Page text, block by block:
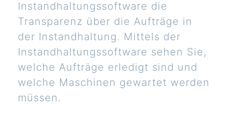
Instandhaltungssoftware die
Transparenz über die Aufträge in
der Instandhaltung. Mittels der
Instandhaltungssoftware sehen Sie,
welche Aufträge erledigt sind und
welche Maschinen gewartet werden
müssen.